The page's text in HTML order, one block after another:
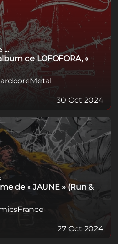
...
de LOFOFORA, «
Metal
30 Oct 2024
de « JAUNE » (Run &
France
27 Oct 2024